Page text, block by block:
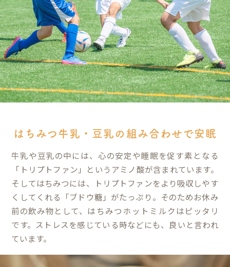
はちみつ牛乳・豆乳の組み合わせで安眠
牛乳や豆乳の中には、心の安定や睡眠を促す素となる
「トリプトファン」というアミノ酸が含まれています。
そしてはちみつには、トリプトファンをより吸収しやす
くしてくれる「ブドウ糖」がたっぷり。そのためお休み
前の飲み物として、 はちみつホットミルク はピッタリ
です。ストレスを感じている時などにも、良いと言われ
ています。